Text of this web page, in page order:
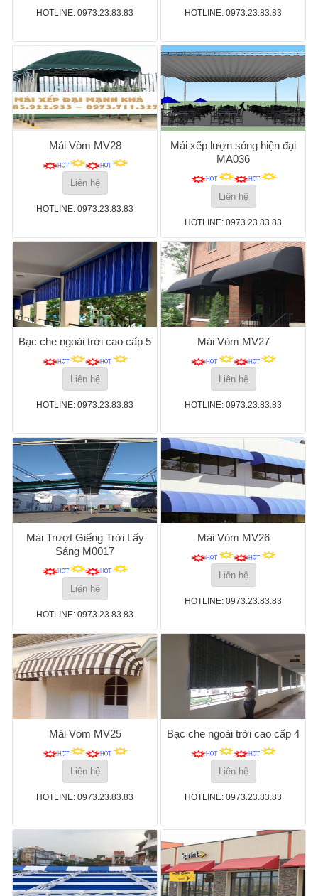
HOTLINE: 0973.23.83.83 HOTLINE: 0973.23.83.83
Mái Vòm MV28
Liên hệ
HOTLINE: 0973.23.83.83
Mái xếp lượn sóng hiện đại
MA036
Liên hệ
HOTLINE: 0973.23.83.83
Bạc che ngoài trời cao cấp 5
Liên hệ
HOTLINE: 0973.23.83.83
Mái Vòm MV27
Liên hệ
HOTLINE: 0973.23.83.83
Mái Trượt Giếng Trời Lấy
Sáng M0017
Liên hệ
HOTLINE: 0973.23.83.83
Mái Vòm MV26
Liên hệ
HOTLINE: 0973.23.83.83
Mái Vòm MV25
Liên hệ
HOTLINE: 0973.23.83.83
Bạc che ngoài trời cao cấp 4
Liên hệ
HOTLINE: 0973.23.83.83